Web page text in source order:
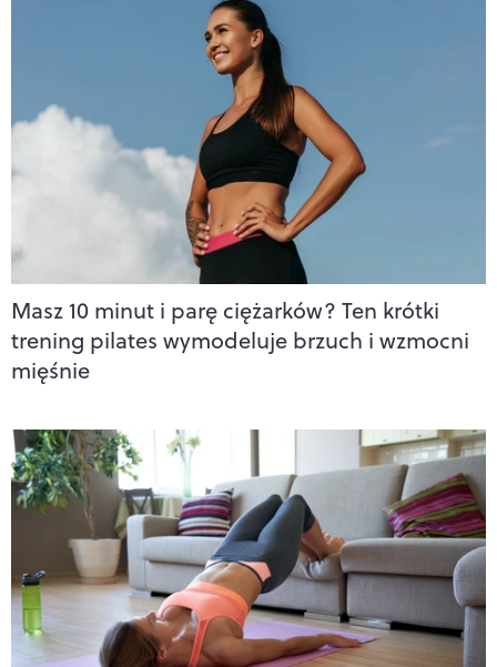
Masz 10 minut i parę ciężarków? Ten krótki
trening pilates wymodeluje brzuch i wzmocni
mięśnie